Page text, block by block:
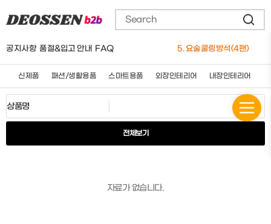
공지사항 품절&입고 안내 FAQ
2. 더쎈 태양광 LED 야광 차량 전화번호알림(단종됨)
3. 더쎈 차량용 4계절(사계절)안마시트 12V 24V 공용
5. 요술쿨링방석(4팬)
7. 더쎈 트리플 엑스 실리콘 와이퍼 650mm
8. 더쎈 차량용마사지쿠션(★신제품)
9. 더쎈 차량용 슬림플러스 3D 통풍 쿨시트
10. 더쎈 5세대 브러쉬매트
신제품 패션/생활용품 스마트용품 외장인테리어 내장인테리어
전체보기
자료가 없습니다.